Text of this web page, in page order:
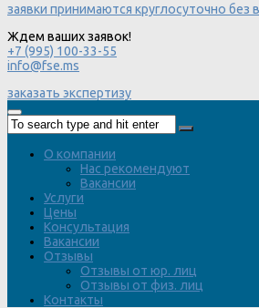
заявки принимаются круглосуточно без
Ждем ваших заявок!
+7 (995) 100-33-55
info@fse.ms
заказать экспертизу
О компании
Нас рекомендуют
Вакансии
Услуги
Цены
Консультация
Вакансии
Отзывы
Отзывы от юр. лиц
Отзывы от физ. лиц
Контакты